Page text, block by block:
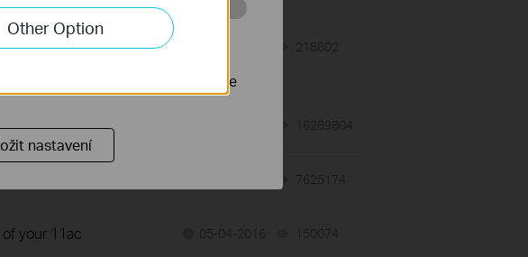
to Your TP-
218802
Login Issues 16289804
7625174
your 11ac
05-04-2016 150074
Other Option
webových stránkách za
stránek nastavit, aby se
nastavení